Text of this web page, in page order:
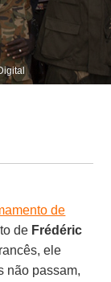
de
de Frédéric
ele
não passam,